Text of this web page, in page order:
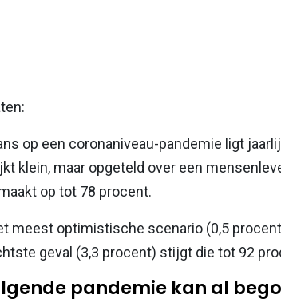
op een coronaniveau-pandemie ligt
klein, maar opgeteld over een
op tot 78 procent.
meest optimistische scenario (0,5
geval (3,3 procent) stijgt die tot 92
pandemie kan al